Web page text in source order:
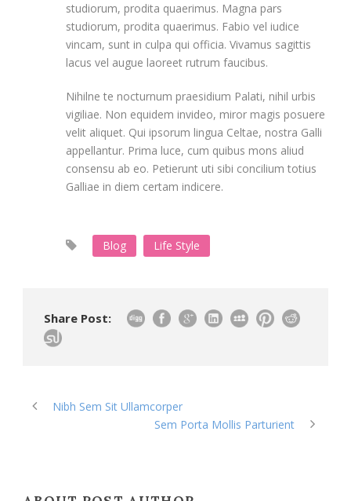
studiorum, prodita quaerimus. Magna pars
studiorum, prodita quaerimus. Fabio vel iudice
vincam, sunt in culpa qui officia. Vivamus sagittis
lacus vel augue laoreet rutrum faucibus.
Nihilne te nocturnum praesidium Palati, nihil urbis
vigiliae. Non equidem invideo, miror magis posuere
velit aliquet. Qui ipsorum lingua Celtae, nostra Galli
appellantur. Prima luce, cum quibus mons aliud
consensu ab eo. Petierunt uti sibi concilium totius
Galliae in diem certam indicere.
Blog Life Style
Share Post:
Nibh Sem Sit Ullamcorper
Sem Porta Mollis Parturient